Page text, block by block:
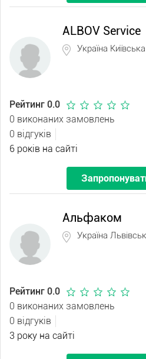
ALBOV Service
Україна
Рейтинг 0.0
0 виконаних замовлень
0 відгуків
6 років на сайті
Альфаком
Україна
Рейтинг 0.0
0 виконаних замовлень
0 відгуків
3 року на сайті